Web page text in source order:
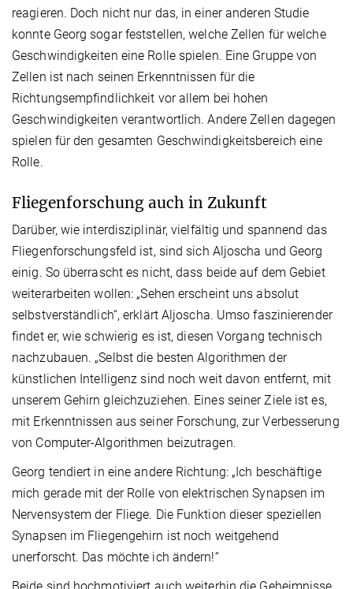
reagieren. Doch nicht nur das, in einer anderen Studie
konnte Georg sogar feststellen, welche Zellen für welche
Geschwindigkeiten eine Rolle spielen. Eine Gruppe von
Zellen ist nach seinen Erkenntnissen für die
Richtungsempfindlichkeit vor allem bei hohen
Geschwindigkeiten verantwortlich. Andere Zellen dagegen
spielen für den gesamten Geschwindigkeitsbereich eine
Rolle.
Fliegenforschung auch in Zukunft
Darüber, wie interdisziplinär, vielfältig und spannend das
Fliegenforschungsfeld ist, sind sich Aljoscha und Georg
einig. So überrascht es nicht, dass beide auf dem Gebiet
weiterarbeiten wollen: „Sehen erscheint uns absolut
selbstverständlich“, erklärt Aljoscha. Umso faszinierender
findet er, wie schwierig es ist, diesen Vorgang technisch
nachzubauen. „Selbst die besten Algorithmen der
künstlichen Intelligenz sind noch weit davon entfernt, mit
unserem Gehirn gleichzuziehen. Eines seiner Ziele ist es,
mit Erkenntnissen aus seiner Forschung, zur Verbesserung
von Computer-Algorithmen beizutragen.
Georg tendiert in eine andere Richtung: „Ich beschäftige
mich gerade mit der Rolle von elektrischen Synapsen im
Nervensystem der Fliege. Die Funktion dieser speziellen
Synapsen im Fliegengehirn ist noch weitgehend
unerforscht. Das möchte ich ändern!“